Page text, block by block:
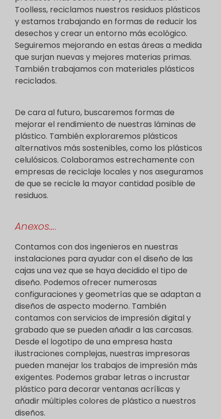
Toolless, reciclamos nuestros residuos plásticos
y estamos trabajando en formas de reducir los
desechos y crear un entorno más ecológico.
Seguiremos mejorando en estas áreas a medida
que surjan nuevas y mejores materias primas.
También trabajamos con materiales plásticos
reciclados.
De cara al futuro, buscaremos formas de
mejorar el rendimiento de nuestras láminas de
plástico. También exploraremos plásticos
alternativos más sostenibles, como los plásticos
celulósicos. Colaboramos estrechamente con
empresas de reciclaje locales y nos aseguramos
de que se recicle la mayor cantidad posible de
residuos.
Anexos….
Contamos con dos ingenieros en nuestras
instalaciones para ayudar con el diseño de las
cajas una vez que se haya decidido el tipo de
diseño. Podemos ofrecer numerosas
configuraciones y geometrías que se adaptan a
diseños de aspecto moderno. También
contamos con servicios de impresión digital y
grabado que se pueden añadir a las carcasas.
Desde el logotipo de una empresa hasta
ilustraciones complejas, nuestras impresoras
pueden manejar los trabajos de impresión más
exigentes. Podemos grabar letras o incrustar
plástico para decorar ventanas acrílicas y
añadir múltiples colores de plástico a nuestros
diseños.